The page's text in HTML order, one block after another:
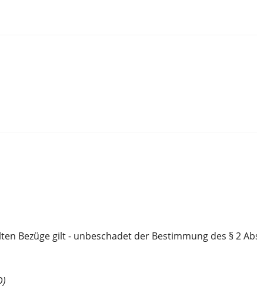
Bezüge gilt - unbeschadet der Bestimmung des § 2